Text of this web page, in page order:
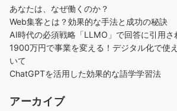
あなたは、なぜ働くのか？
Web集客とは？効果的な手法と成功の秘訣
AI時代の必須戦略「LLMO」で回答に引用さ
1900万円で事業を変える！デジタル化で使
いて
ChatGPTを活用した効果的な語学学習法
アーカイブ